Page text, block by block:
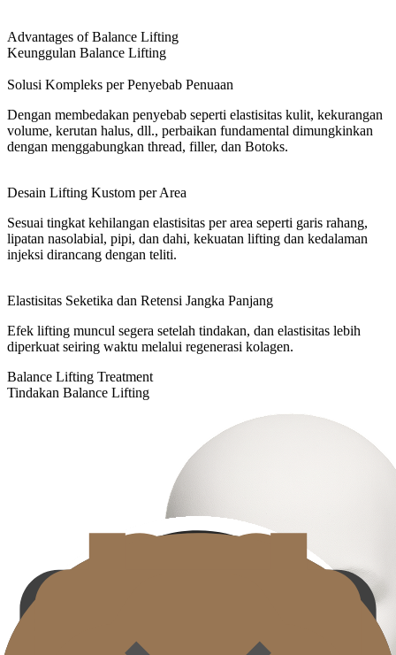
Advantages of Balance Lifting
Keunggulan Balance Lifting
Solusi Kompleks per Penyebab Penuaan
Dengan membedakan penyebab seperti elastisitas kulit, kekurangan
volume, kerutan halus, dll., perbaikan fundamental dimungkinkan
dengan menggabungkan thread, filler, dan Botoks.
Desain Lifting Kustom per Area
Sesuai tingkat kehilangan elastisitas per area seperti garis rahang,
lipatan nasolabial, pipi, dan dahi, kekuatan lifting dan kedalaman
injeksi dirancang dengan teliti.
Elastisitas Seketika dan Retensi Jangka Panjang
Efek lifting muncul segera setelah tindakan, dan elastisitas lebih
diperkuat seiring waktu melalui regenerasi kolagen.
Balance Lifting Treatment
Tindakan Balance Lifting